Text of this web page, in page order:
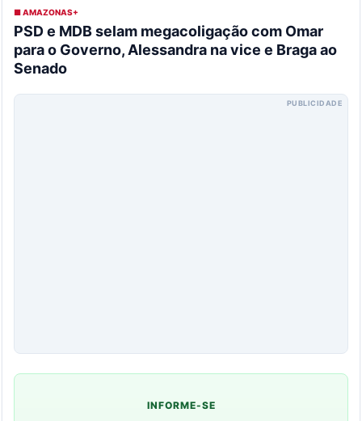
■ AMAZONAS+
PSD e MDB selam megacoligação com Omar
para o Governo, Alessandra na vice e Braga ao
Senado
PUBLICIDADE
INFORME-SE